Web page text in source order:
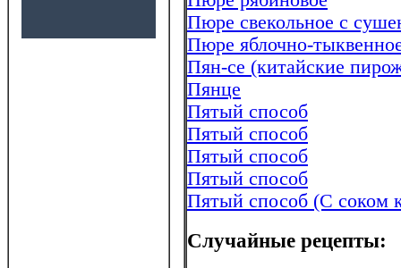
Пюре свекольное с
Пюре яблочно-
Пян-се (китайские
Пянце
Пятый способ
Пятый способ
Пятый способ
Пятый способ
Пятый способ (С соком
Случайные рецепты: